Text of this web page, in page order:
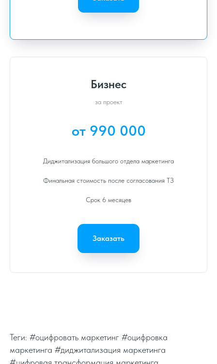
Бизнес
за проект
от 990 000
Диджитализация большого отдела маркетинга
Финальная стоимость после согласования ТЗ
Срок 6 месяцев
Заказать
Теги: #оцифровать маркетинг #оцифровка
маркетинга #диджитализация маркетинга